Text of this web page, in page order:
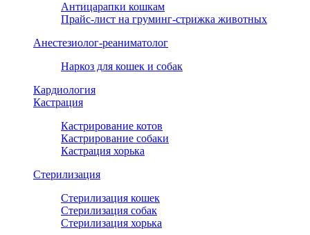
Антицарапки кошкам
Прайс-лист на груминг-стрижка животных
Анестезиолог-реаниматолог
Наркоз для кошек и собак
Кардиология
Кастрация
Кастрирование котов
Кастрирование собаки
Кастрация хорька
Стерилизация
Стерилизация кошек
Стерилизация собак
Стерилизация хорька